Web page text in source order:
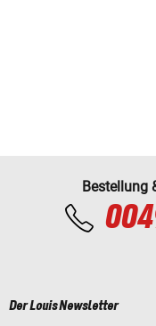
Bestellung
Der Louis Newsletter